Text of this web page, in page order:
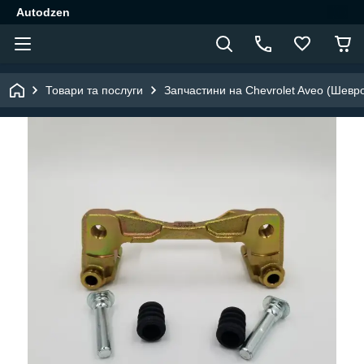
Autodzen
Товари та послуги Запчастини на Chevrolet Aveo